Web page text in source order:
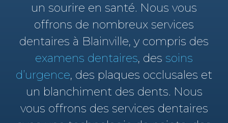
un sourire en santé. Nous vous
offrons de nombreux services
dentaires à Blainville, y compris des
examens dentaires, des soins
d’urgence, des plaques occlusales et
un blanchiment des dents. Nous
vous offrons des services dentaires